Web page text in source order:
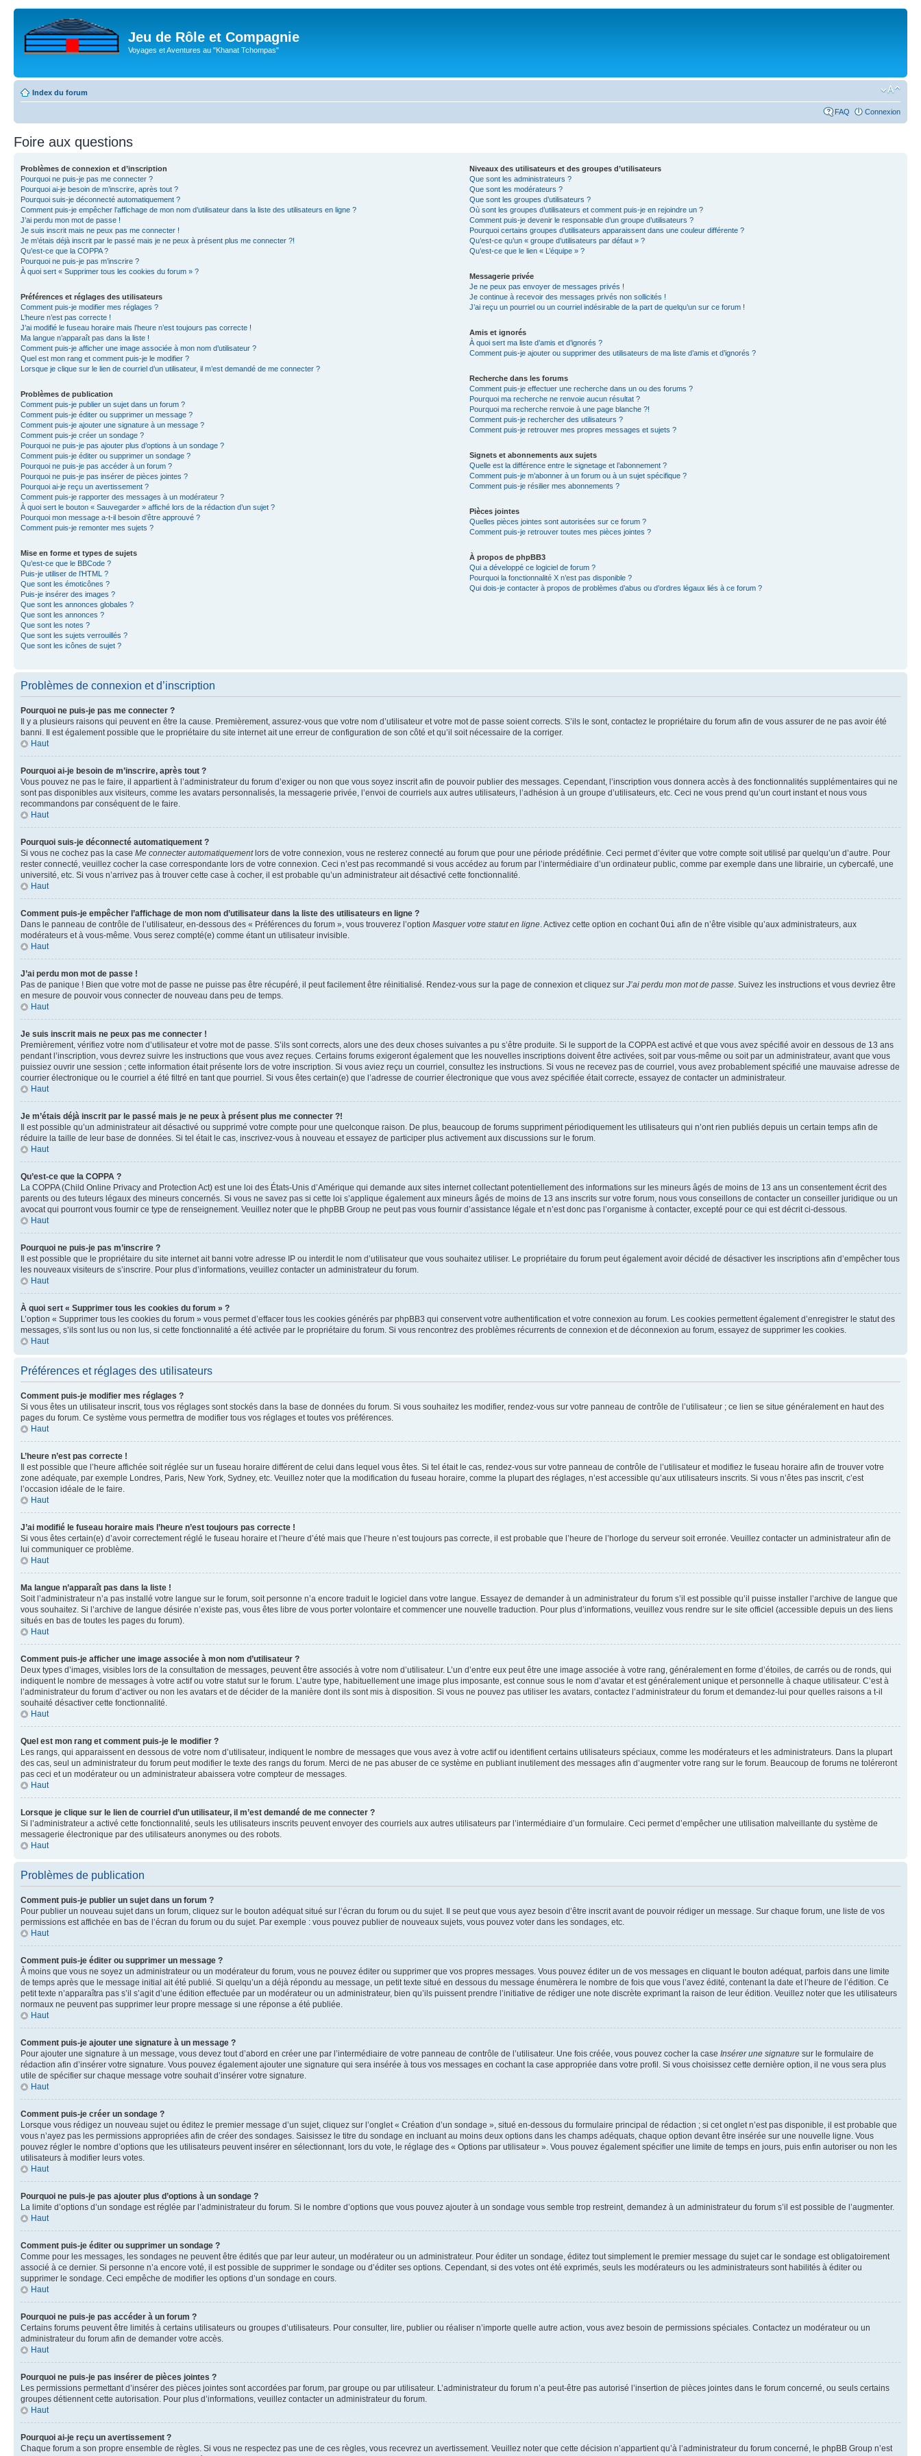
Jeu de Rôle et Compagnie
Voyages et Aventures au "Khanat Tchompas"
Index du forum
FAQ Connexion
Foire aux questions
Problèmes de connexion et d’inscription
Pourquoi ne puis-je pas me connecter ?
Pourquoi ai-je besoin de m’inscrire, après tout ?
Pourquoi suis-je déconnecté automatiquement ?
Comment puis-je empêcher l’affichage de mon nom d’utilisateur dans la liste des utilisateurs en ligne ?
J’ai perdu mon mot de passe !
Je suis inscrit mais ne peux pas me connecter !
Je m’étais déjà inscrit par le passé mais je ne peux à présent plus me connecter ?!
Qu’est-ce que la COPPA ?
Pourquoi ne puis-je pas m’inscrire ?
À quoi sert « Supprimer tous les cookies du forum » ?
Préférences et réglages des utilisateurs
Comment puis-je modifier mes réglages ?
L’heure n’est pas correcte !
J’ai modifié le fuseau horaire mais l’heure n’est toujours pas correcte !
Ma langue n’apparaît pas dans la liste !
Comment puis-je afficher une image associée à mon nom d’utilisateur ?
Quel est mon rang et comment puis-je le modifier ?
Lorsque je clique sur le lien de courriel d’un utilisateur, il m’est demandé de me connecter ?
Problèmes de publication
Comment puis-je publier un sujet dans un forum ?
Comment puis-je éditer ou supprimer un message ?
Comment puis-je ajouter une signature à un message ?
Comment puis-je créer un sondage ?
Pourquoi ne puis-je pas ajouter plus d’options à un sondage ?
Comment puis-je éditer ou supprimer un sondage ?
Pourquoi ne puis-je pas accéder à un forum ?
Pourquoi ne puis-je pas insérer de pièces jointes ?
Pourquoi ai-je reçu un avertissement ?
Comment puis-je rapporter des messages à un modérateur ?
À quoi sert le bouton « Sauvegarder » affiché lors de la rédaction d’un sujet ?
Pourquoi mon message a-t-il besoin d’être approuvé ?
Comment puis-je remonter mes sujets ?
Mise en forme et types de sujets
Qu’est-ce que le BBCode ?
Puis-je utiliser de l’HTML ?
Que sont les émoticônes ?
Puis-je insérer des images ?
Que sont les annonces globales ?
Que sont les annonces ?
Que sont les notes ?
Que sont les sujets verrouillés ?
Que sont les icônes de sujet ?
Niveaux des utilisateurs et des groupes d’utilisateurs
Que sont les administrateurs ?
Que sont les modérateurs ?
Que sont les groupes d’utilisateurs ?
Où sont les groupes d’utilisateurs et comment puis-je en rejoindre un ?
Comment puis-je devenir le responsable d’un groupe d’utilisateurs ?
Pourquoi certains groupes d’utilisateurs apparaissent dans une couleur différente ?
Qu’est-ce qu’un « groupe d’utilisateurs par défaut » ?
Qu’est-ce que le lien « L’équipe » ?
Messagerie privée
Je ne peux pas envoyer de messages privés !
Je continue à recevoir des messages privés non sollicités !
J’ai reçu un pourriel ou un courriel indésirable de la part de quelqu’un sur ce forum !
Amis et ignorés
À quoi sert ma liste d’amis et d’ignorés ?
Comment puis-je ajouter ou supprimer des utilisateurs de ma liste d’amis et d’ignorés ?
Recherche dans les forums
Comment puis-je effectuer une recherche dans un ou des forums ?
Pourquoi ma recherche ne renvoie aucun résultat ?
Pourquoi ma recherche renvoie à une page blanche ?!
Comment puis-je rechercher des utilisateurs ?
Comment puis-je retrouver mes propres messages et sujets ?
Signets et abonnements aux sujets
Quelle est la différence entre le signetage et l’abonnement ?
Comment puis-je m’abonner à un forum ou à un sujet spécifique ?
Comment puis-je résilier mes abonnements ?
Pièces jointes
Quelles pièces jointes sont autorisées sur ce forum ?
Comment puis-je retrouver toutes mes pièces jointes ?
À propos de phpBB3
Qui a développé ce logiciel de forum ?
Pourquoi la fonctionnalité X n’est pas disponible ?
Qui dois-je contacter à propos de problèmes d’abus ou d’ordres légaux liés à ce forum ?
Problèmes de connexion et d’inscription
Pourquoi ne puis-je pas me connecter ?
Il y a plusieurs raisons qui peuvent en être la cause. Premièrement, assurez-vous que votre nom d’utilisateur et votre mot de passe soient corrects. S’ils le sont, contactez le propriétaire du forum afin de vous assurer de ne pas avoir été
banni. Il est également possible que le propriétaire du site internet ait une erreur de configuration de son côté et qu’il soit nécessaire de la corriger.
Haut
Pourquoi ai-je besoin de m’inscrire, après tout ?
Vous pouvez ne pas le faire, il appartient à l’administrateur du forum d’exiger ou non que vous soyez inscrit afin de pouvoir publier des messages. Cependant, l’inscription vous donnera accès à des fonctionnalités supplémentaires qui ne
sont pas disponibles aux visiteurs, comme les avatars personnalisés, la messagerie privée, l’envoi de courriels aux autres utilisateurs, l’adhésion à un groupe d’utilisateurs, etc. Ceci ne vous prend qu’un court instant et nous vous
recommandons par conséquent de le faire.
Haut
Pourquoi suis-je déconnecté automatiquement ?
Si vous ne cochez pas la case Me connecter automatiquementlors de votre connexion, vous ne resterez connecté au forum que pour une période prédéfinie. Ceci permet d’éviter que votre compte soit utilisé par quelqu’un d’autre. Pour
rester connecté, veuillez cocher la case correspondante lors de votre connexion. Ceci n’est pas recommandé si vous accédez au forum par l’intermédiaire d’un ordinateur public, comme par exemple dans une librairie, un cybercafé, une
université, etc. Si vous n’arrivez pas à trouver cette case à cocher, il est probable qu’un administrateur ait désactivé cette fonctionnalité.
Haut
Comment puis-je empêcher l’affichage de mon nom d’utilisateur dans la liste des utilisateurs en ligne ?
Dans le panneau de contrôle de l’utilisateur, en-dessous des « Préférences du forum », vous trouverez l’option Masquer votre statut en ligne . Activez cette option en cochant Oui afin de n’être visible qu’aux administrateurs, aux
modérateurs et à vous-même. Vous serez compté(e) comme étant un utilisateur invisible.
Haut
J’ai perdu mon mot de passe !
Pas de panique ! Bien que votre mot de passe ne puisse pas être récupéré, il peut facilement être réinitialisé. Rendez-vous sur la page de connexion et cliquez sur J’ai perdu mon mot de passe . Suivez les instructions et vous devriez être
en mesure de pouvoir vous connecter de nouveau dans peu de temps.
Haut
Je suis inscrit mais ne peux pas me connecter !
Premièrement, vérifiez votre nom d’utilisateur et votre mot de passe. S’ils sont corrects, alors une des deux choses suivantes a pu s’être produite. Si le support de la COPPA est activé et que vous avez spécifié avoir en dessous de 13 ans
pendant l’inscription, vous devrez suivre les instructions que vous avez reçues. Certains forums exigeront également que les nouvelles inscriptions doivent être activées, soit par vous-même ou soit par un administrateur, avant que vous
puissiez ouvrir une session ; cette information était présente lors de votre inscription. Si vous aviez reçu un courriel, consultez les instructions. Si vous ne recevez pas de courriel, vous avez probablement spécifié une mauvaise adresse de
courrier électronique ou le courriel a été filtré en tant que pourriel. Si vous êtes certain(e) que l’adresse de courrier électronique que vous avez spécifiée était correcte, essayez de contacter un administrateur.
Haut
Je m’étais déjà inscrit par le passé mais je ne peux à présent plus me connecter ?!
Il est possible qu’un administrateur ait désactivé ou supprimé votre compte pour une quelconque raison. De plus, beaucoup de forums suppriment périodiquement les utilisateurs qui n’ont rien publiés depuis un certain temps afin de
réduire la taille de leur base de données. Si tel était le cas, inscrivez-vous à nouveau et essayez de participer plus activement aux discussions sur le forum.
Haut
Qu’est-ce que la COPPA ?
La COPPA (Child Online Privacy and Protection Act) est une loi des États-Unis d’Amérique qui demande aux sites internet collectant potentiellement des informations sur les mineurs âgés de moins de 13 ans un consentement écrit des
parents ou des tuteurs légaux des mineurs concernés. Si vous ne savez pas si cette loi s’applique également aux mineurs âgés de moins de 13 ans inscrits sur votre forum, nous vous conseillons de contacter un conseiller juridique ou un
avocat qui pourront vous fournir ce type de renseignement. Veuillez noter que le phpBB Group ne peut pas vous fournir d’assistance légale et n’est donc pas l’organisme à contacter, excepté pour ce qui est décrit ci-dessous.
Haut
Pourquoi ne puis-je pas m’inscrire ?
Il est possible que le propriétaire du site internet ait banni votre adresse IP ou interdit le nom d’utilisateur que vous souhaitez utiliser. Le propriétaire du forum peut également avoir décidé de désactiver les inscriptions afin d’empêcher tous
les nouveaux visiteurs de s’inscrire. Pour plus d’informations, veuillez contacter un administrateur du forum.
Haut
À quoi sert « Supprimer tous les cookies du forum » ?
L’option « Supprimer tous les cookies du forum » vous permet d’effacer tous les cookies générés par phpBB3 qui conservent votre authentification et votre connexion au forum. Les cookies permettent également d’enregistrer le statut des
messages, s’ils sont lus ou non lus, si cette fonctionnalité a été activée par le propriétaire du forum. Si vous rencontrez des problèmes récurrents de connexion et de déconnexion au forum, essayez de supprimer les cookies.
Haut
Préférences et réglages des utilisateurs
Comment puis-je modifier mes réglages ?
Si vous êtes un utilisateur inscrit, tous vos réglages sont stockés dans la base de données du forum. Si vous souhaitez les modifier, rendez-vous sur votre panneau de contrôle de l’utilisateur ; ce lien se situe généralement en haut des
pages du forum. Ce système vous permettra de modifier tous vos réglages et toutes vos préférences.
Haut
L’heure n’est pas correcte !
Il est possible que l’heure affichée soit réglée sur un fuseau horaire différent de celui dans lequel vous êtes. Si tel était le cas, rendez-vous sur votre panneau de contrôle de l’utilisateur et modifiez le fuseau horaire afin de trouver votre
zone adéquate, par exemple Londres, Paris, New York, Sydney, etc. Veuillez noter que la modification du fuseau horaire, comme la plupart des réglages, n’est accessible qu’aux utilisateurs inscrits. Si vous n’êtes pas inscrit, c’est
l’occasion idéale de le faire.
Haut
J’ai modifié le fuseau horaire mais l’heure n’est toujours pas correcte !
Si vous êtes certain(e) d’avoir correctement réglé le fuseau horaire et l’heure d’été mais que l’heure n’est toujours pas correcte, il est probable que l’heure de l’horloge du serveur soit erronée. Veuillez contacter un administrateur afin de
lui communiquer ce problème.
Haut
Ma langue n’apparaît pas dans la liste !
Soit l’administrateur n’a pas installé votre langue sur le forum, soit personne n’a encore traduit le logiciel dans votre langue. Essayez de demander à un administrateur du forum s’il est possible qu’il puisse installer l’archive de langue que
vous souhaitez. Si l’archive de langue désirée n’existe pas, vous êtes libre de vous porter volontaire et commencer une nouvelle traduction. Pour plus d’informations, veuillez vous rendre sur le site officiel (accessible depuis un des liens
situés en bas de toutes les pages du forum).
Haut
Comment puis-je afficher une image associée à mon nom d’utilisateur ?
Deux types d’images, visibles lors de la consultation de messages, peuvent être associés à votre nom d’utilisateur. L’un d’entre eux peut être une image associée à votre rang, généralement en forme d’étoiles, de carrés ou de ronds, qui
indiquent le nombre de messages à votre actif ou votre statut sur le forum. L’autre type, habituellement une image plus imposante, est connue sous le nom d’avatar et est généralement unique et personnelle à chaque utilisateur. C’est à
l’administrateur du forum d’activer ou non les avatars et de décider de la manière dont ils sont mis à disposition. Si vous ne pouvez pas utiliser les avatars, contactez l’administrateur du forum et demandez-lui pour quelles raisons a t-il
souhaité désactiver cette fonctionnalité.
Haut
Quel est mon rang et comment puis-je le modifier ?
Les rangs, qui apparaissent en dessous de votre nom d’utilisateur, indiquent le nombre de messages que vous avez à votre actif ou identifient certains utilisateurs spéciaux, comme les modérateurs et les administrateurs. Dans la plupart
des cas, seul un administrateur du forum peut modifier le texte des rangs du forum. Merci de ne pas abuser de ce système en publiant inutilement des messages afin d’augmenter votre rang sur le forum. Beaucoup de forums ne toléreront
pas ceci et un modérateur ou un administrateur abaissera votre compteur de messages.
Haut
Lorsque je clique sur le lien de courriel d’un utilisateur, il m’est demandé de me connecter ?
Si l’administrateur a activé cette fonctionnalité, seuls les utilisateurs inscrits peuvent envoyer des courriels aux autres utilisateurs par l’intermédiaire d’un formulaire. Ceci permet d’empêcher une utilisation malveillante du système de
messagerie électronique par des utilisateurs anonymes ou des robots.
Haut
Problèmes de publication
Comment puis-je publier un sujet dans un forum ?
Pour publier un nouveau sujet dans un forum, cliquez sur le bouton adéquat situé sur l’écran du forum ou du sujet. Il se peut que vous ayez besoin d’être inscrit avant de pouvoir rédiger un message. Sur chaque forum, une liste de vos
permissions est affichée en bas de l’écran du forum ou du sujet. Par exemple : vous pouvez publier de nouveaux sujets, vous pouvez voter dans les sondages, etc.
Haut
Comment puis-je éditer ou supprimer un message ?
À moins que vous ne soyez un administrateur ou un modérateur du forum, vous ne pouvez éditer ou supprimer que vos propres messages. Vous pouvez éditer un de vos messages en cliquant le bouton adéquat, parfois dans une limite
de temps après que le message initial ait été publié. Si quelqu’un a déjà répondu au message, un petit texte situé en dessous du message énumèrera le nombre de fois que vous l’avez édité, contenant la date et l’heure de l’édition. Ce
petit texte n’apparaîtra pas s’il s’agit d’une édition effectuée par un modérateur ou un administrateur, bien qu’ils puissent prendre l’initiative de rédiger une note discrète exprimant la raison de leur édition. Veuillez noter que les utilisateurs
normaux ne peuvent pas supprimer leur propre message si une réponse a été publiée.
Haut
Comment puis-je ajouter une signature à un message ?
Pour ajouter une signature à un message, vous devez tout d’abord en créer une par l’intermédiaire de votre panneau de contrôle de l’utilisateur. Une fois créée, vous pouvez cocher la case Insérer une signature sur le formulaire de
rédaction afin d’insérer votre signature. Vous pouvez également ajouter une signature qui sera insérée à tous vos messages en cochant la case appropriée dans votre profil. Si vous choisissez cette dernière option, il ne vous sera plus
utile de spécifier sur chaque message votre souhait d’insérer votre signature.
Haut
Comment puis-je créer un sondage ?
Lorsque vous rédigez un nouveau sujet ou éditez le premier message d’un sujet, cliquez sur l’onglet « Création d’un sondage », situé en-dessous du formulaire principal de rédaction ; si cet onglet n’est pas disponible, il est probable que
vous n’ayez pas les permissions appropriées afin de créer des sondages. Saisissez le titre du sondage en incluant au moins deux options dans les champs adéquats, chaque option devant être insérée sur une nouvelle ligne. Vous
pouvez régler le nombre d’options que les utilisateurs peuvent insérer en sélectionnant, lors du vote, le réglage des « Options par utilisateur ». Vous pouvez également spécifier une limite de temps en jours, puis enfin autoriser ou non les
utilisateurs à modifier leurs votes.
Haut
Pourquoi ne puis-je pas ajouter plus d’options à un sondage ?
La limite d’options d’un sondage est réglée par l’administrateur du forum. Si le nombre d’options que vous pouvez ajouter à un sondage vous semble trop restreint, demandez à un administrateur du forum s’il est possible de l’augmenter.
Haut
Comment puis-je éditer ou supprimer un sondage ?
Comme pour les messages, les sondages ne peuvent être édités que par leur auteur, un modérateur ou un administrateur. Pour éditer un sondage, éditez tout simplement le premier message du sujet car le sondage est obligatoirement
associé à ce dernier. Si personne n’a encore voté, il est possible de supprimer le sondage ou d’éditer ses options. Cependant, si des votes ont été exprimés, seuls les modérateurs ou les administrateurs sont habilités à éditer ou
supprimer le sondage. Ceci empêche de modifier les options d’un sondage en cours.
Haut
Pourquoi ne puis-je pas accéder à un forum ?
Certains forums peuvent être limités à certains utilisateurs ou groupes d’utilisateurs. Pour consulter, lire, publier ou réaliser n’importe quelle autre action, vous avez besoin de permissions spéciales. Contactez un modérateur ou un
administrateur du forum afin de demander votre accès.
Haut
Pourquoi ne puis-je pas insérer de pièces jointes ?
Les permissions permettant d’insérer des pièces jointes sont accordées par forum, par groupe ou par utilisateur. L’administrateur du forum n’a peut-être pas autorisé l’insertion de pièces jointes dans le forum concerné, ou seuls certains
groupes détiennent cette autorisation. Pour plus d’informations, veuillez contacter un administrateur du forum.
Haut
Pourquoi ai-je reçu un avertissement ?
Chaque forum a son propre ensemble de règles. Si vous ne respectez pas une de ces règles, vous recevrez un avertissement. Veuillez noter que cette décision n’appartient qu’à l’administrateur du forum concerné, le phpBB Group n’est